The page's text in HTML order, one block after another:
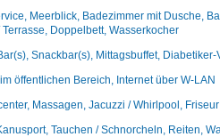
Meerblick, Badezimmer mit Dusche,
Doppelbett, Wasserkocher
Snackbar(s), Mittagsbuffet, Diabetiker-
öffentlichen Bereich, Internet über W-LAN
Massagen, Jacuzzi / Whirlpool,
Tauchen / Schnorcheln, Reiten,